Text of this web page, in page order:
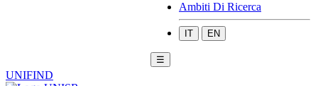
Ambiti Di Ricerca
IT EN
☰
UNIFIND